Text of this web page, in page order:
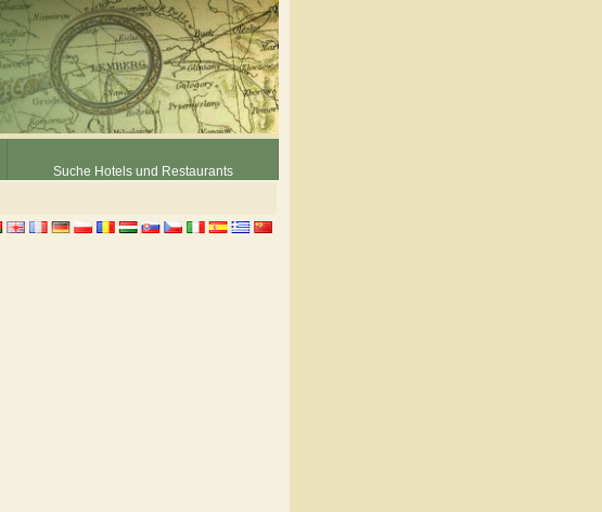
Suche Hotels und Restaurants